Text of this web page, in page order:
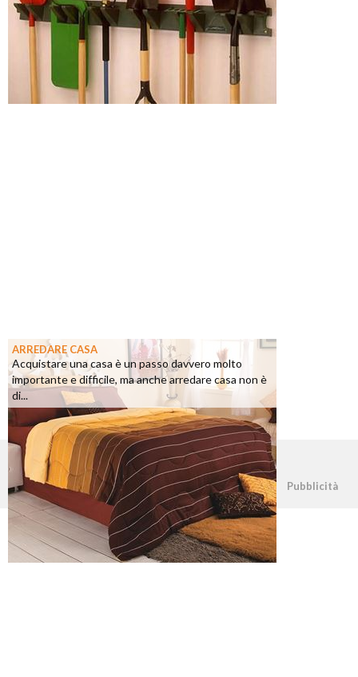
ARREDARE CASA
Acquistare una casa è un passo davvero molto
importante e difficile, ma anche arredare casa non è
di...
©2026 - casapratica.net - p.iva 03338800984 Pubblicità